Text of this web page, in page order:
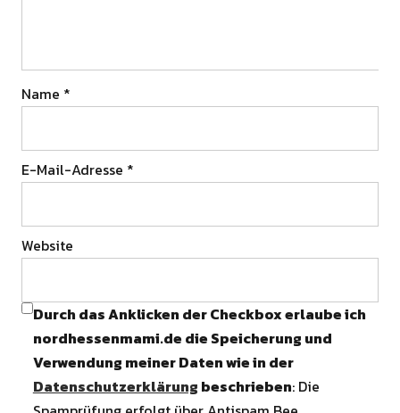
Name *
E-Mail-Adresse *
Website
Durch das Anklicken der Checkbox erlaube ich
nordhessenmami.de die Speicherung und
Verwendung meiner Daten wie in der
Datenschutzerklärung beschrieben: Die